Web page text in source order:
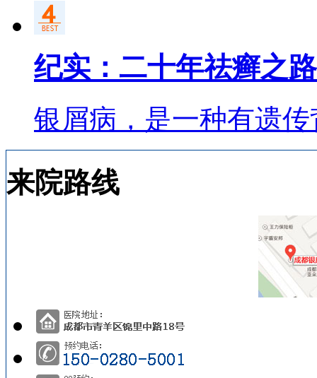
纪实：二十年祛癣之路
银屑病，是一种有遗传
来院路线